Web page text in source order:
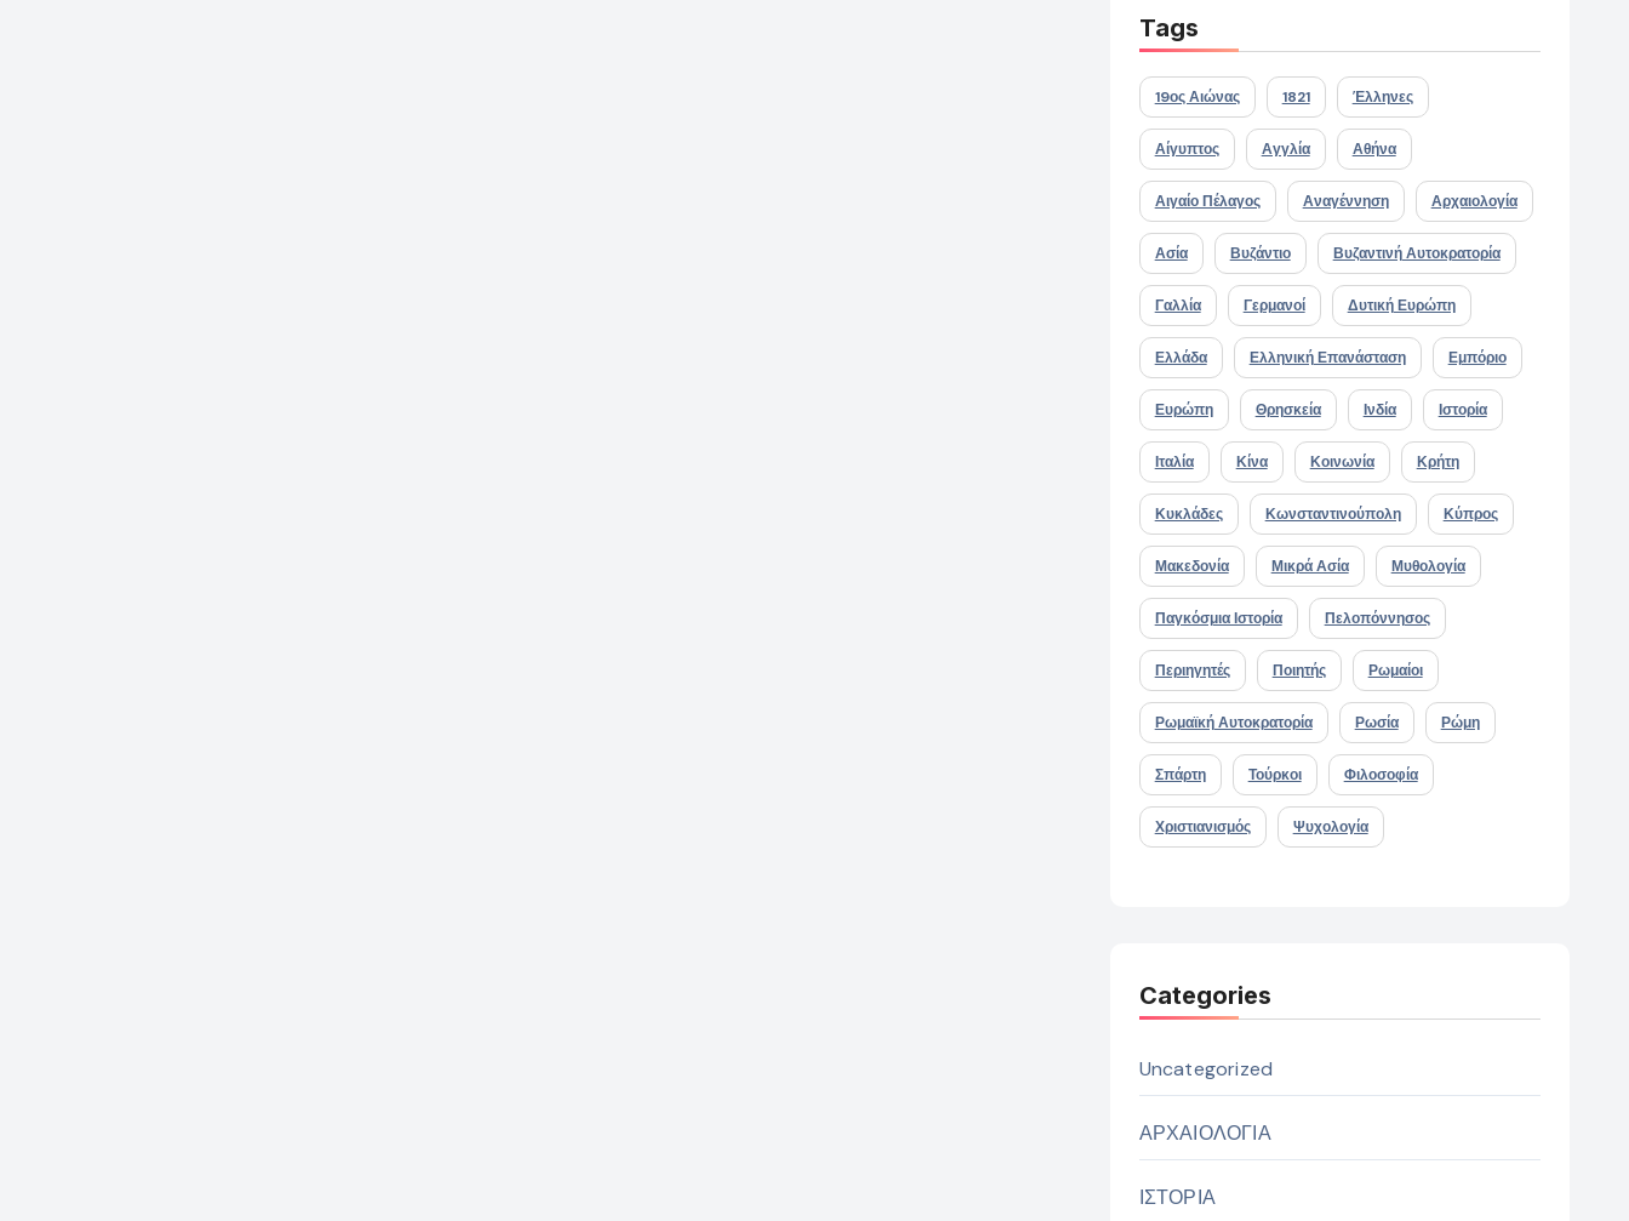
Tags
19ος Αιώνας 1821 Έλληνες
Αίγυπτος Αγγλία Αθήνα
Αιγαίο Πέλαγος Αναγέννηση Αρχαιολογία
Ασία Βυζάντιο Βυζαντινή Αυτοκρατορία
Γαλλία Γερμανοί Δυτική Ευρώπη
Ελλάδα Ελληνική Επανάσταση Εμπόριο
Ευρώπη Θρησκεία Ινδία Ιστορία
Ιταλία Κίνα Κοινωνία Κρήτη
Κυκλάδες Κωνσταντινούπολη Κύπρος
Μακεδονία Μικρά Ασία Μυθολογία
Παγκόσμια Ιστορία Πελοπόννησος
Περιηγητές Ποιητής Ρωμαίοι
Ρωμαϊκή Αυτοκρατορία Ρωσία Ρώμη
Σπάρτη Τούρκοι Φιλοσοφία
Χριστιανισμός Ψυχολογία
Categories
Uncategorized
ΑΡΧΑΙΟΛΟΓΙΑ
ΙΣΤΟΡΙΑ